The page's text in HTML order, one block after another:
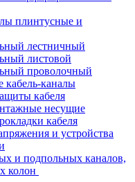
плинтусные и
лестничный
листовой
проволочный
кабель-каналы
кабеля
несущие
кабеля
и устройства
и подпольных каналов,
колон